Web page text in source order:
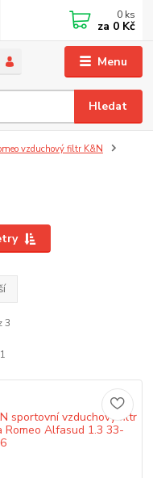
Menu
Hledat
0 ks
za 0 Kč
vzduchový filtr K&N
3